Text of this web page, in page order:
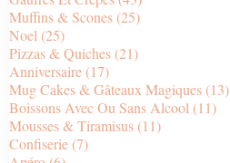
Muffins & Scones (25)
Noel (25)
Pizzas & Quiches (21)
Anniversaire (17)
Mug Cakes & Gâteaux Magiques (13)
Boissons Avec Ou Sans Alcool (11)
Mousses & Tiramisus (11)
Confiserie (7)